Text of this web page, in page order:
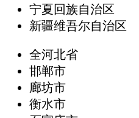
宁夏回族自治区
新疆维吾尔自治区
全河北省
邯郸市
廊坊市
衡水市